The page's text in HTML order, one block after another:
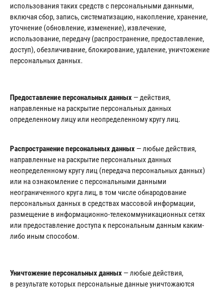
использования таких средств с персональными данными,
включая сбор, запись, систематизацию, накопление, хранение,
уточнение (обновление, изменение), извлечение,
использование, передачу (распространение, предоставление,
доступ), обезличивание, блокирование, удаление, уничтожение
персональных данных.
Предоставление персональных данных — действия,
направленные на раскрытие персональных данных
определенному лицу или неопределенному кругу лиц.
Распространение персональных данных — любые действия,
направленные на раскрытие персональных данных
неопределенному кругу лиц (передача персональных данных)
или на ознакомление с персональными данными
неограниченного круга лиц, в том числе обнародование
персональных данных в средствах массовой информации,
размещение в информационно-телекоммуникационных сетях
или предоставление доступа к персональным данным каким-
либо иным способом.
Уничтожение персональных данных — любые действия,
в результате которых персональные данные уничтожаются